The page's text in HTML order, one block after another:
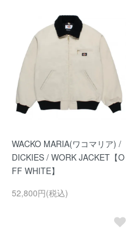
WACKO MARIA(ワコマリア) /
DICKIES / WORK JACKET【O
FF WHITE】
52,800円(税込)